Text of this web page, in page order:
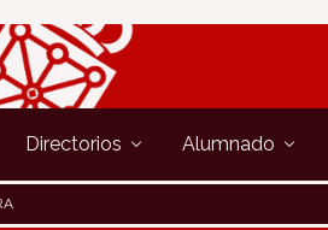
Directorios Alumnado